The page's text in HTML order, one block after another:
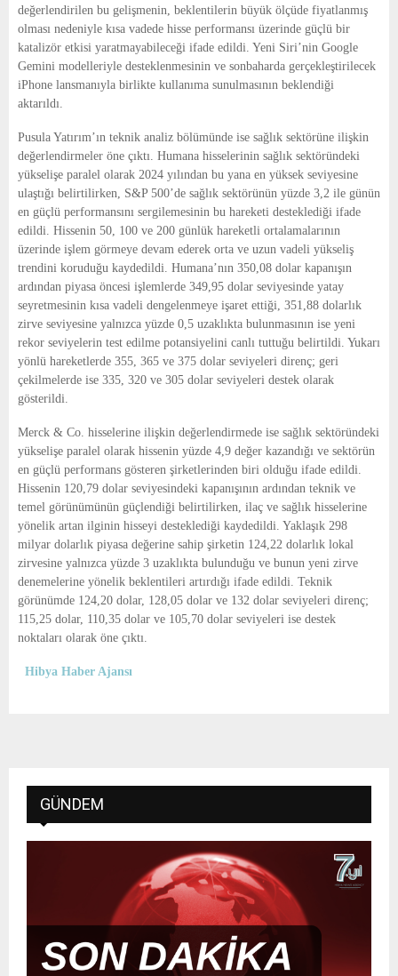
değerlendirilen bu gelişmenin, beklentilerin büyük ölçüde fiyatlanmış
olması nedeniyle kısa vadede hisse performansı üzerinde güçlü bir
katalizör etkisi yaratmayabileceği ifade edildi. Yeni Siri’nin Google
Gemini modelleriyle desteklenmesinin ve sonbaharda gerçekleştirilecek
iPhone lansmanıyla birlikte kullanıma sunulmasının beklendiği
aktarıldı.
Pusula Yatırım’ın teknik analiz bölümünde ise sağlık sektörüne ilişkin
değerlendirmeler öne çıktı. Humana hisselerinin sağlık sektöründeki
yükselişe paralel olarak 2024 yılından bu yana en yüksek seviyesine
ulaştığı belirtilirken, S&P 500’de sağlık sektörünün yüzde 3,2 ile günün
en güçlü performansını sergilemesinin bu hareketi desteklediği ifade
edildi. Hissenin 50, 100 ve 200 günlük hareketli ortalamalarının
üzerinde işlem görmeye devam ederek orta ve uzun vadeli yükseliş
trendini koruduğu kaydedildi. Humana’nın 350,08 dolar kapanışın
ardından piyasa öncesi işlemlerde 349,95 dolar seviyesinde yatay
seyretmesinin kısa vadeli dengelenmeye işaret ettiği, 351,88 dolarlık
zirve seviyesine yalnızca yüzde 0,5 uzaklıkta bulunmasının ise yeni
rekor seviyelerin test edilme potansiyelini canlı tuttuğu belirtildi. Yukarı
yönlü hareketlerde 355, 365 ve 375 dolar seviyeleri direnç; geri
çekilmelerde ise 335, 320 ve 305 dolar seviyeleri destek olarak
gösterildi.
Merck & Co. hisselerine ilişkin değerlendirmede ise sağlık sektöründeki
yükselişe paralel olarak hissenin yüzde 4,9 değer kazandığı ve sektörün
en güçlü performans gösteren şirketlerinden biri olduğu ifade edildi.
Hissenin 120,79 dolar seviyesindeki kapanışının ardından teknik ve
temel görünümünün güçlendiği belirtilirken, ilaç ve sağlık hisselerine
yönelik artan ilginin hisseyi desteklediği kaydedildi. Yaklaşık 298
milyar dolarlık piyasa değerine sahip şirketin 124,22 dolarlık lokal
zirvesine yalnızca yüzde 3 uzaklıkta bulunduğu ve bunun yeni zirve
denemelerine yönelik beklentileri artırdığı ifade edildi. Teknik
görünümde 124,20 dolar, 128,05 dolar ve 132 dolar seviyeleri direnç;
115,25 dolar, 110,35 dolar ve 105,70 dolar seviyeleri ise destek
noktaları olarak öne çıktı.
Hibya Haber Ajansı
GÜNDEM